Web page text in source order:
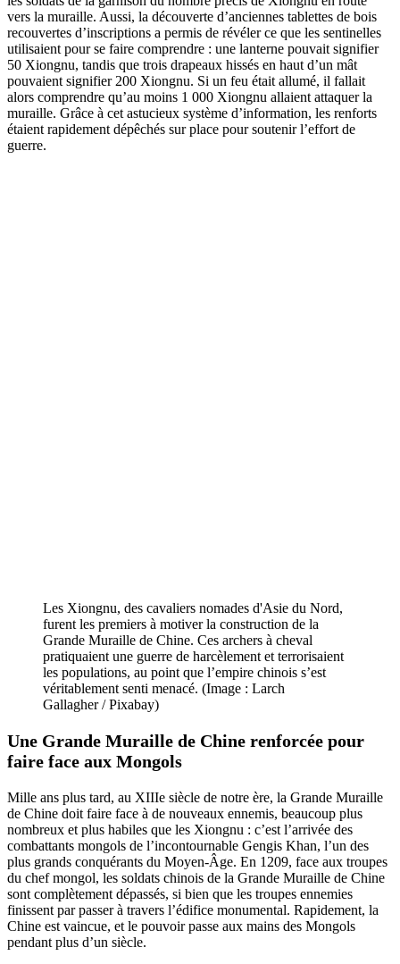
vers la muraille. Aussi, la découverte d’anciennes tablettes de bois
recouvertes d’inscriptions a permis de révéler ce que les sentinelles
utilisaient pour se faire comprendre : une lanterne pouvait signifier
50 Xiongnu, tandis que trois drapeaux hissés en haut d’un mât
pouvaient signifier 200 Xiongnu. Si un feu était allumé, il fallait
alors comprendre qu’au moins 1 000 Xiongnu allaient attaquer la
muraille. Grâce à cet astucieux système d’information, les renforts
étaient rapidement dépêchés sur place pour soutenir l’effort de
guerre.
Les Xiongnu, des cavaliers nomades d'Asie du Nord,
furent les premiers à motiver la construction de la
Grande Muraille de Chine. Ces archers à cheval
pratiquaient une guerre de harcèlement et terrorisaient
les populations, au point que l’empire chinois s’est
véritablement senti menacé. (Image : Larch
Gallagher / Pixabay)
Une Grande Muraille de Chine renforcée pour
faire face aux Mongols
Mille ans plus tard, au XIIIe siècle de notre ère, la Grande Muraille
de Chine doit faire face à de nouveaux ennemis, beaucoup plus
nombreux et plus habiles que les Xiongnu : c’est l’arrivée des
combattants mongols de l’incontournable Gengis Khan, l’un des
plus grands conquérants du Moyen-Âge. En 1209, face aux troupes
du chef mongol, les soldats chinois de la Grande Muraille de Chine
sont complètement dépassés, si bien que les troupes ennemies
finissent par passer à travers l’édifice monumental. Rapidement, la
Chine est vaincue, et le pouvoir passe aux mains des Mongols
pendant plus d’un siècle.